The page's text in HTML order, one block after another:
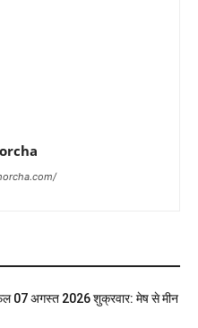
07 अगस्त 2026 शुक्रवार: मेष से मीन